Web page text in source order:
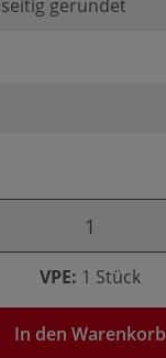
VPE: 1 Stück
In den Warenkorb